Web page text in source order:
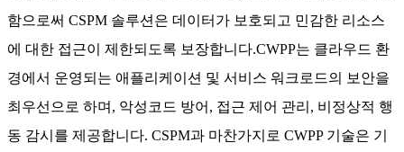
함으로써 CSPM 솔루션은 데이터가 보호되고 민감한 리소스
에 대한 접근이 제한되도록 보장합니다.CWPP는 클라우드 환
경에서 운영되는 애플리케이션 및 서비스 워크로드의 보안을
최우선으로 하며, 악성코드 방어, 접근 제어 관리, 비정상적 행
동 감시를 제공합니다. CSPM과 마찬가지로 CWPP 기술은 기